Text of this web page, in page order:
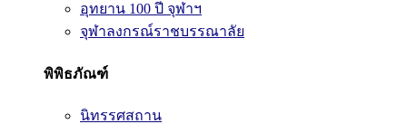
อุทยาน 100 ปี จุฬาฯ
จุฬาลงกรณ์ราชบรรณาลัย
พิพิธภัณฑ์
นิทรรศสถาน